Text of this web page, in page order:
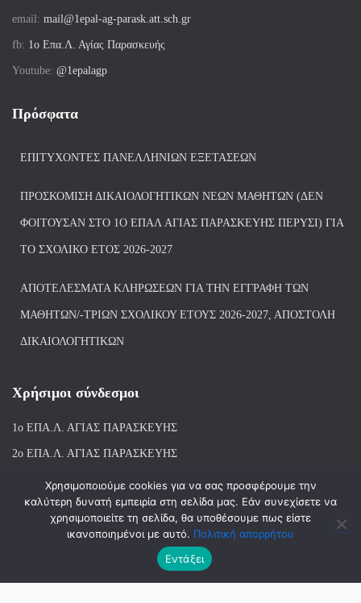
email: mail@1epal-ag-parask.att.sch.gr
fb: 1ο Επα.Λ. Αγίας Παρασκευής
Youtube: @1epalagp
Πρόσφατα
ΕΠΙΤΥΧΌΝΤΕΣ ΠΑΝΕΛΛΗΝΊΩΝ ΕΞΕΤΆΣΕΩΝ
ΠΡΟΣΚΌΜΙΣΗ ΔΙΚΑΙΟΛΟΓΗΤΙΚΏΝ ΝΈΩΝ ΜΑΘΗΤΏΝ (ΔΕΝ
ΦΟΙΤΟΎΣΑΝ ΣΤΟ 1Ο ΕΠΑΛ ΑΓΙΑΣ ΠΑΡΑΣΚΕΥΗΣ ΠΈΡΥΣΙ) ΓΙΑ
ΤΟ ΣΧΟΛΙΚΌ ΈΤΟΣ 2026-2027
ΑΠΟΤΕΛΈΣΜΑΤΑ ΚΛΗΡΏΣΕΩΝ ΓΙΑ ΤΗΝ ΕΓΓΡΑΦΉ ΤΩΝ
ΜΑΘΗΤΏΝ/-ΤΡΙΏΝ ΣΧΟΛΙΚΟΎ ΈΤΟΥΣ 2026-2027, ΑΠΟΣΤΟΛΉ
ΔΙΚΑΙΟΛΟΓΗΤΙΚΏΝ
Χρήσιμοι σύνδεσμοι
1ο ΕΠΑ.Λ. ΑΓΙΑΣ ΠΑΡΑΣΚΕΥΗΣ
2ο ΕΠΑ.Λ. ΑΓΙΑΣ ΠΑΡΑΣΚΕΥΗΣ
1ο Ε.Κ. ΑΓΙΑΣ ΠΑΡΑΣΚΕΥΗΣ
ΒΙΒΛΙΟΘΗΚΗ 1ου & 2ου ΕΠΑΛ ΑΓΙΑΣ ΠΑΡΑΣΚΕΥΗΣ
Hestia | Αναπτύχθηκε απόThemeIsle
Χρησιμοποιούμε cookies για να σας προσφέρουμε την
καλύτερη δυνατή εμπειρία στη σελίδα μας. Εάν συνεχίσετε να
χρησιμοποιείτε τη σελίδα, θα υποθέσουμε πως είστε
ικανοποιημένοι με αυτό. Πολιτική απορρήτου
Εντάξει